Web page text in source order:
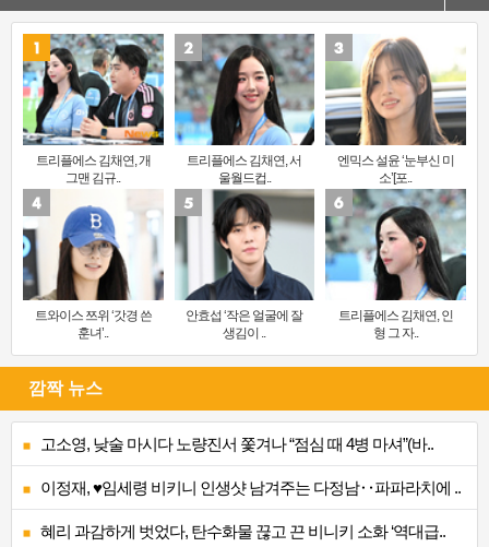
트리플에스 김채연, 개
그맨 김규..
트리플에스 김채연, 서
울월드컵..
엔믹스 설윤 ‘눈부신 미
소’[포..
트와이스 쯔위 ‘갓경 쓴
훈녀’..
안효섭 ‘작은 얼굴에 잘
생김이 ..
트리플에스 김채연, 인
형 그 자..
깜짝 뉴스
고소영, 낮술 마시다 노량진서 쫓겨나 “점심 때 4병 마셔”(바..
이정재, ♥임세령 비키니 인생샷 남겨주는 다정남‥파파라치에 ..
혜리 과감하게 벗었다, 탄수화물 끊고 끈 비니키 소화 ‘역대급..